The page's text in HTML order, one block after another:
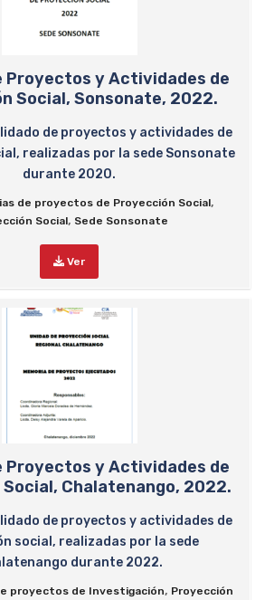
Proyectos y Actividades de
Social, Sonsonate, 2022.
de proyectos y actividades de
realizadas por la sede Sonsonate
durante 2020.
de proyectos de Proyección Social,
Social, Sede Sonsonate
Ver
Proyectos y Actividades de
Chalatenango, 2022.
de proyectos y actividades de
social, realizadas por la sede
durante 2022.
proyectos de Investigación, Proyección